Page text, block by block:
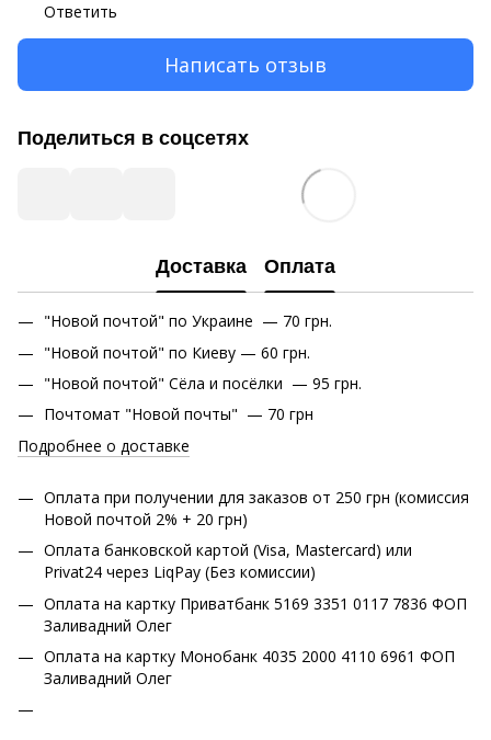
Ответить
Написать отзыв
Поделиться в соцсетях
Доставка Оплата
"Новой почтой" по Украине — 70 грн.
"Новой почтой" по Киеву — 60 грн.
"Новой почтой" Сёла и посёлки — 95 грн.
Почтомат "Новой почты" — 70 грн
Подробнее о доставке
Оплата при получении для заказов от 250 грн (комиссия
Новой почтой 2% + 20 грн)
Оплата банковской картой (Visa, Mastercard) или
Privat24 через LiqPay (Без комиссии)
Оплата на картку Приватбанк 5169 3351 0117 7836 ФОП
Заливадний Олег
Оплата на картку Монобанк 4035 2000 4110 6961 ФОП
Заливадний Олег